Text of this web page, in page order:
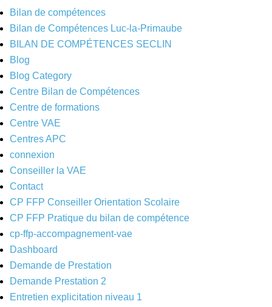
Bilan de compétences
Bilan de Compétences Luc-la-Primaube
BILAN DE COMPÉTENCES SECLIN
Blog
Blog Category
Centre Bilan de Compétences
Centre de formations
Centre VAE
Centres APC
connexion
Conseiller la VAE
Contact
CP FFP Conseiller Orientation Scolaire
CP FFP Pratique du bilan de compétence
cp-ffp-accompagnement-vae
Dashboard
Demande de Prestation
Demande Prestation 2
Entretien explicitation niveau 1